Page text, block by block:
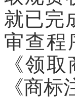
就已完
审查程
《领
《商标